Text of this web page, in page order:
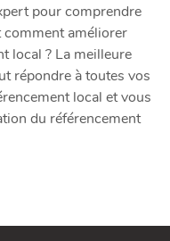
pour comprendre
comment améliorer
local ? La meilleure
répondre à toutes vos
local et vous
du référencement